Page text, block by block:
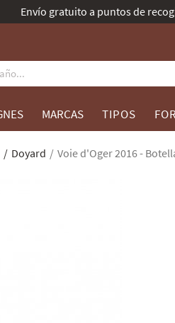
Mejor Bodega de
MARCAS TIPOS
Doyard Voie d'Oger 2016 -